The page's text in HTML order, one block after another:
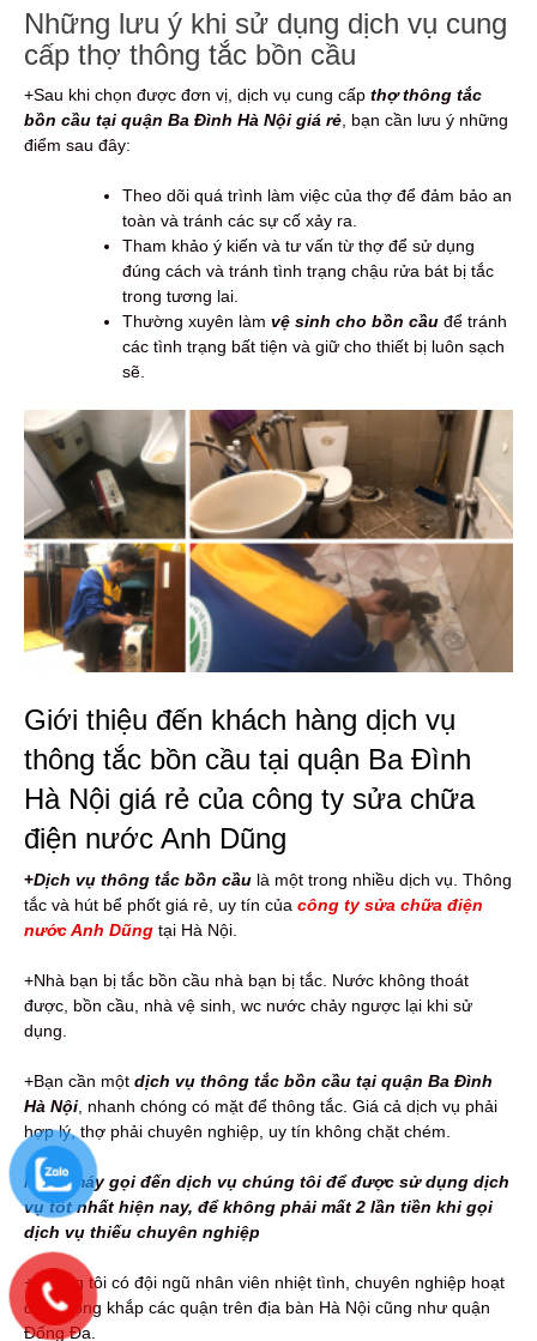
Những lưu ý khi sử dụng dịch vụ cung
cấp thợ thông tắc bồn cầu
+Sau khi chọn được đơn vị, dịch vụ cung cấp thợ thông tắc
bồn cầu tại quận Ba Đình Hà Nội giá rẻ , bạn cần lưu ý những
điểm sau đây:
Theo dõi quá trình làm việc của thợ để đảm bảo an
toàn và tránh các sự cố xảy ra.
Tham khảo ý kiến và tư vấn từ thợ để sử dụng
đúng cách và tránh tình trạng chậu rửa bát bị tắc
trong tương lai.
Thường xuyên làm vệ sinh cho bồn cầu để tránh
các tình trạng bất tiện và giữ cho thiết bị luôn sạch
sẽ.
Giới thiệu đến khách hàng dịch vụ
thông tắc bồn cầu tại quận Ba Đình
Hà Nội giá rẻ của công ty sửa chữa
điện nước Anh Dũng
+Dịch vụ thông tắc bồn cầu là một trong nhiều dịch vụ. Thông
tắc và hút bể phốt giá rẻ, uy tín của công ty sửa chữa điện
nước Anh Dũng tại Hà Nội.
+Nhà bạn bị tắc bồn cầu nhà bạn bị tắc. Nước không thoát
được, bồn cầu, nhà vệ sinh, wc nước chảy ngược lại khi sử
dụng.
+Bạn cần một dịch vụ thông tắc bồn cầu tại quận Ba Đình
Hà Nội , nhanh chóng có mặt để thông tắc. Giá cả dịch vụ phải
hợp lý, thợ phải chuyên nghiệp, uy tín không chặt chém.
Nhấc máy gọi đến dịch vụ chúng tôi để được sử dụng dịch
vụ tốt nhất hiện nay, để không phải mất 2 lần tiền khi gọi
dịch vụ thiếu chuyên nghiệp
+Chúng tôi có đội ngũ nhân viên nhiệt tình, chuyên nghiệp hoạt
động rộng khắp các quận trên địa bàn Hà Nội cũng như quận
Đống Đa.